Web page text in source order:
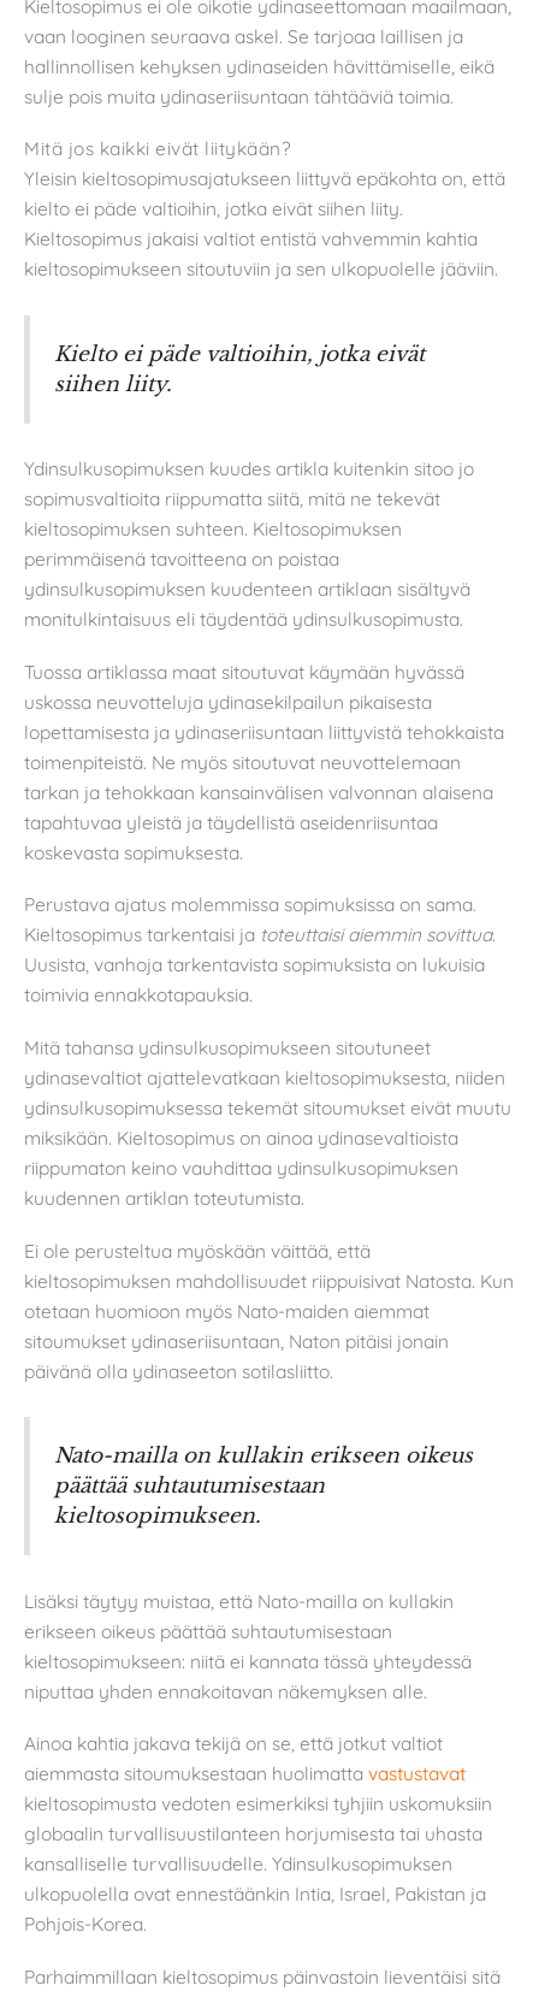
Kieltosopimus ei ole oikotie ydinaseettomaan maailmaan,
vaan looginen seuraava askel. Se tarjoaa laillisen ja
hallinnollisen kehyksen ydinaseiden hävittämiselle, eikä
sulje pois muita ydinaseriisuntaan tähtääviä toimia.
Mitä jos kaikki eivät liitykään?
Yleisin kieltosopimusajatukseen liittyvä epäkohta on, että
kielto ei päde valtioihin, jotka eivät siihen liity.
Kieltosopimus jakaisi valtiot entistä vahvemmin kahtia
kieltosopimukseen sitoutuviin ja sen ulkopuolelle jääviin.
Kielto ei päde valtioihin, jotka eivät
siihen liity.
Ydinsulkusopimuksen kuudes artikla kuitenkin sitoo jo
sopimusvaltioita riippumatta siitä, mitä ne tekevät
kieltosopimuksen suhteen. Kieltosopimuksen
perimmäisenä tavoitteena on poistaa
ydinsulkusopimuksen kuudenteen artiklaan sisältyvä
monitulkintaisuus eli täydentää ydinsulkusopimusta.
Tuossa artiklassa maat sitoutuvat käymään hyvässä
uskossa neuvotteluja ydinasekilpailun pikaisesta
lopettamisesta ja ydinaseriisuntaan liittyvistä tehokkaista
toimenpiteistä. Ne myös sitoutuvat neuvottelemaan
tarkan ja tehokkaan kansainvälisen valvonnan alaisena
tapahtuvaa yleistä ja täydellistä aseidenriisuntaa
koskevasta sopimuksesta.
Perustava ajatus molemmissa sopimuksissa on sama.
Kieltosopimus tarkentaisi ja toteuttaisi aiemmin sovittua.
Uusista, vanhoja tarkentavista sopimuksista on lukuisia
toimivia ennakkotapauksia.
Mitä tahansa ydinsulkusopimukseen sitoutuneet
ydinasevaltiot ajattelevatkaan kieltosopimuksesta, niiden
ydinsulkusopimuksessa tekemät sitoumukset eivät muutu
miksikään. Kieltosopimus on ainoa ydinasevaltioista
riippumaton keino vauhdittaa ydinsulkusopimuksen
kuudennen artiklan toteutumista.
Ei ole perusteltua myöskään väittää, että
kieltosopimuksen mahdollisuudet riippuisivat Natosta. Kun
otetaan huomioon myös Nato-maiden aiemmat
sitoumukset ydinaseriisuntaan, Naton pitäisi jonain
päivänä olla ydinaseeton sotilasliitto.
Nato-mailla on kullakin erikseen oikeus
päättää suhtautumisestaan
kieltosopimukseen.
Lisäksi täytyy muistaa, että Nato-mailla on kullakin
erikseen oikeus päättää suhtautumisestaan
kieltosopimukseen: niitä ei kannata tässä yhteydessä
niputtaa yhden ennakoitavan näkemyksen alle.
Ainoa kahtia jakava tekijä on se, että jotkut valtiot
aiemmasta sitoumuksestaan huolimatta vastustavat
kieltosopimusta vedoten esimerkiksi tyhjiin uskomuksiin
globaalin turvallisuustilanteen horjumisesta tai uhasta
kansalliselle turvallisuudelle. Ydinsulkusopimuksen
ulkopuolella ovat ennestäänkin Intia, Israel, Pakistan ja
Pohjois-Korea.
Parhaimmillaan kieltosopimus päinvastoin lieventäisi sitä